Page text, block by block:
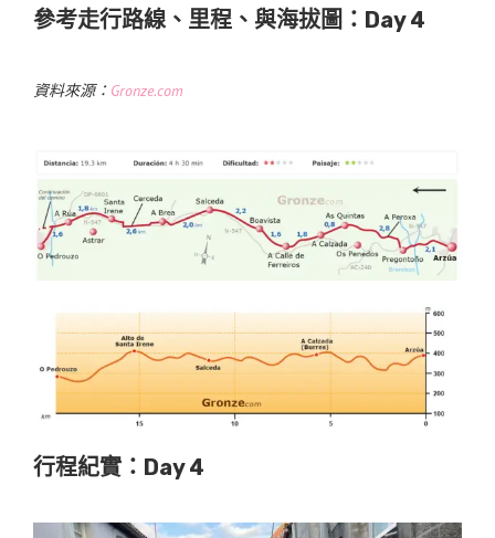
參考走行路線、里程、與海拔圖：Day 4
資料來源： Gronze.com
行程紀實：Day 4